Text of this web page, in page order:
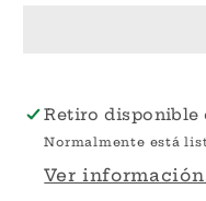
-
Five
Nights
at
-
Five
Nights
at
Retiro disponible
Normalmente está
Ver